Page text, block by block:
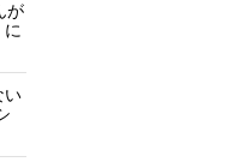
が
い